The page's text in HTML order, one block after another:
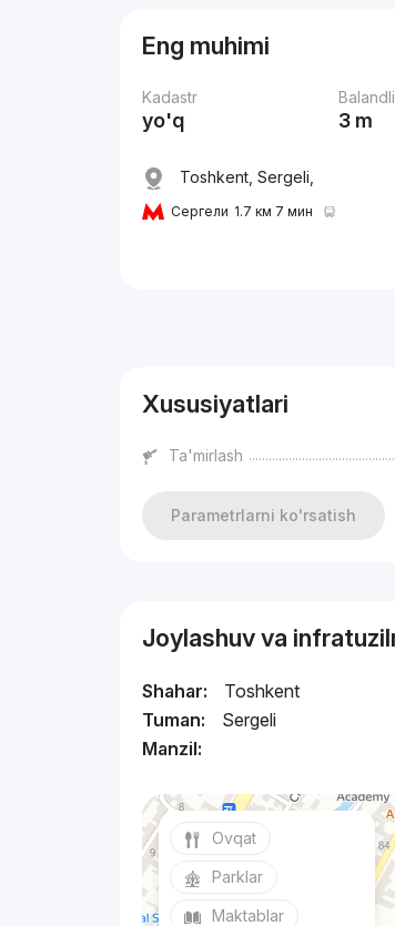
Eng muhimi
Kadastr
yo'q 3 m
Toshkent, Sergeli,
Сергели 1.7 км 7 мин
Xususiyatlari
Ta'mirlash
Parametrlarni ko'rsatish
Joylashuv va
Shahar:
Toshkent
Tuman:
Sergeli
Manzil:
Ovqat
Parklar
Maktablar